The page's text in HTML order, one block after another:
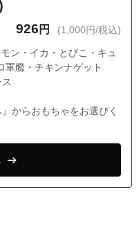
926 円 (1,000円/税込)
ン・イカ・とびこ・キュ
軍艦・チキンナゲット
からおもちゃをお選びく